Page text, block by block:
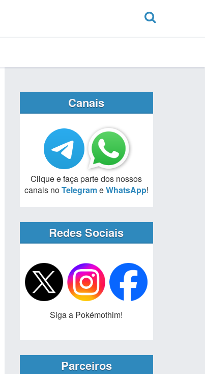
Canais
Clique e faça parte dos nossos
canais noTelegrameWhatsApp!
Redes Sociais
Siga a Pokémothim!
Parceiros